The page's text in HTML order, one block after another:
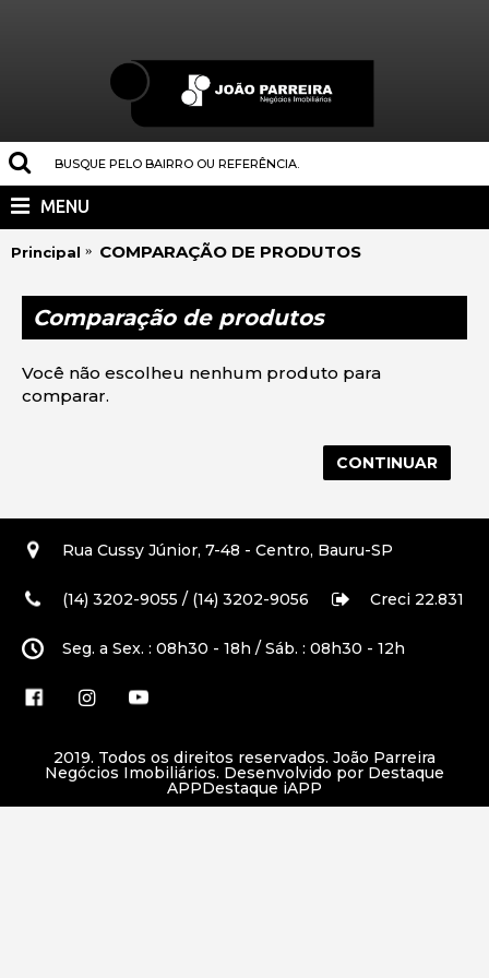
MENU
Principal COMPARAÇÃO DE PRODUTOS
Comparação de produtos
Você não escolheu nenhum produto para
comparar.
CONTINUAR
Rua Cussy Júnior, 7-48 - Centro, Bauru-SP
(14) 3202-9055 / (14) 3202-9056 Creci 22.831
Seg. a Sex. : 08h30 - 18h / Sáb. : 08h30 - 12h
2019. Todos os direitos reservados. João Parreira
Negócios Imobiliários. Desenvolvido por Destaque
APPDestaque iAPP